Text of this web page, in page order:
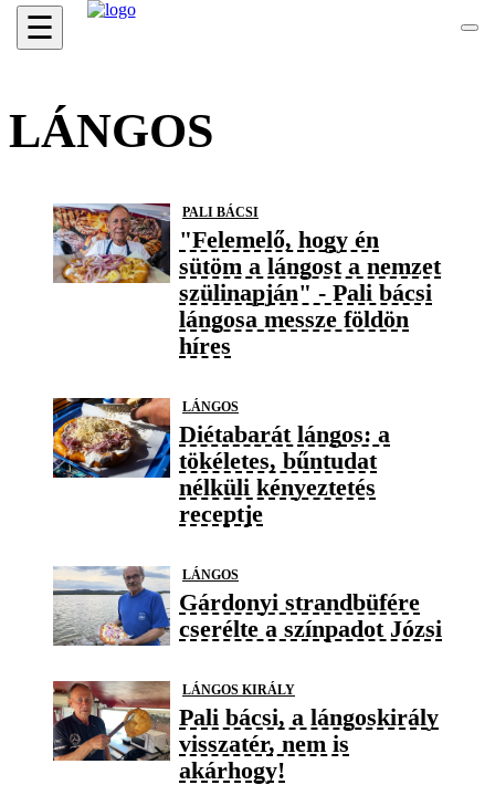
☰
LÁNGOS
PALI BÁCSI
"Felemelő, hogy én
sütöm a lángost a nemzet
szülinapján" - Pali bácsi
lángosa messze földön
híres
LÁNGOS
Diétabarát lángos: a
tökéletes, bűntudat
nélküli kényeztetés
receptje
LÁNGOS
Gárdonyi strandbüfére
cserélte a színpadot Józsi
LÁNGOS KIRÁLY
Pali bácsi, a lángoskirály
visszatér, nem is
akárhogy!